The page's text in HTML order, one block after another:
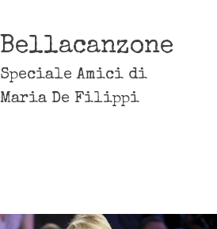
Bellacanzone
Speciale Amici di
Maria De Filippi